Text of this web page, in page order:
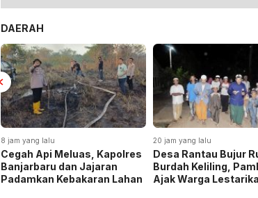
DAERAH
8 jam yang lalu
Cegah Api Meluas, Kapolres
Banjarbaru dan Jajaran
Padamkan Kebakaran Lahan
20 jam yang lalu
Desa Rantau Bujur
Burdah Keliling,
Ajak Warga